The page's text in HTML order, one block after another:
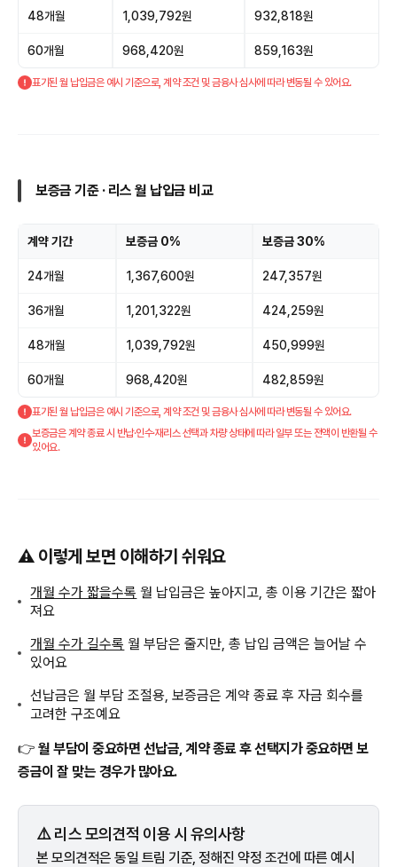
48개월 1,039,792원 932,818원
60개월 968,420원 859,163원
표기된 월 납입금은 예시 기준으로, 계약 조건 및 금융사 심사에 따라 변동될 수 있어요.
보증금 기준 · 리스 월 납입금 비교
계약 기간 보증금 0% 보증금 30%
24개월 1,367,600원 247,357원
36개월 1,201,322원 424,259원
48개월 1,039,792원 450,999원
60개월 968,420원 482,859원
표기된 월 납입금은 예시 기준으로, 계약 조건 및 금융사 심사에 따라 변동될 수 있어요.
보증금은 계약 종료 시 반납·인수·재리스 선택과 차량 상태에 따라 일부 또는 전액이 반환될 수
있어요.
⚠️ 이렇게 보면 이해하기 쉬워요
개월 수가 짧을수록 월 납입금은 높아지고, 총 이용 기간은 짧아
져요
개월 수가 길수록 월 부담은 줄지만, 총 납입 금액은 늘어날 수
있어요
선납금은 월 부담 조절용, 보증금은 계약 종료 후 자금 회수를
고려한 구조예요
👉 월 부담이 중요하면 선납금, 계약 종료 후 선택지가 중요하면 보
증금이 잘 맞는 경우가 많아요.
⚠️ 리스 모의견적 이용 시 유의사항
본 모의견적은 동일 트림 기준, 정해진 약정 조건에 따른 예시